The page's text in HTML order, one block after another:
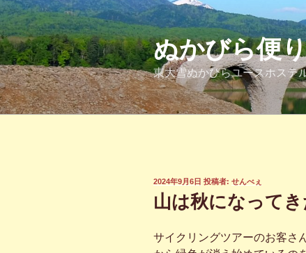
コ
ン
テ
ン
ツ
へ
ス
ぬかびら便
東大雪ぬかびらユースホステ
投
2024年9月6日 投稿者: せんべぇ
山は秋になって
サイクリングツアーのお客さ